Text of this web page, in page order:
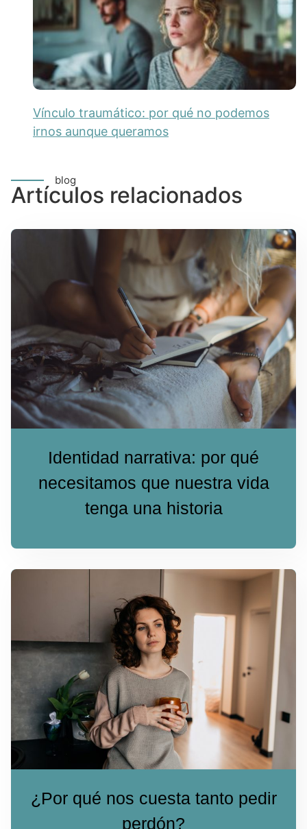
Vínculo traumático: por qué no podemos
irnos aunque queramos
blog
Artículos relacionados
Identidad narrativa: por qué
necesitamos que nuestra vida
tenga una historia
¿Por qué nos cuesta tanto pedir
perdón?